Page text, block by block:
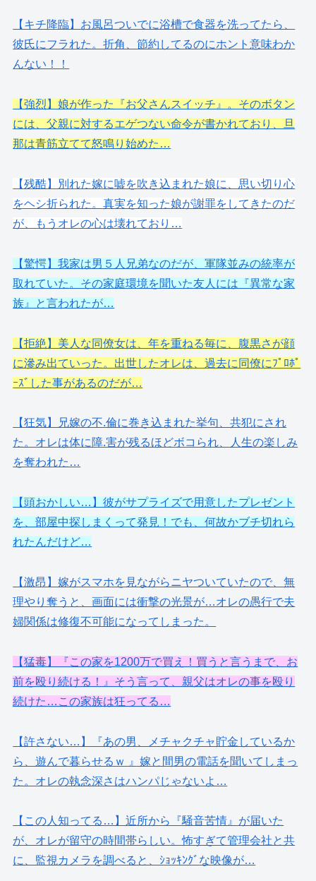
【キチ降臨】お風呂ついでに浴槽で食器を洗ってたら、
彼氏にフラれた。折角、節約してるのにホント意味わか
んない！！
【強烈】娘が作った『お父さんスイッチ』。そのボタン
には、父親に対するエゲつない命令が書かれており、旦
那は青筋立てて怒鳴り始めた…
【残酷】別れた嫁に嘘を吹き込まれた娘に、思い切り心
をヘシ折られた。真実を知った娘が謝罪をしてきたのだ
が、もうオレの心は壊れており…
【驚愕】我家は男５人兄弟なのだが、軍隊並みの統率が
取れていた。その家庭環境を聞いた友人には『異常な家
族』と言われたが…
【拒絶】美人な同僚女は、年を重ねる毎に、腹黒さが顔
に滲み出ていった。出世したオレは、過去に同僚にﾌﾟﾛﾎﾟ
ｰｽﾞした事があるのだが…
【狂気】兄嫁の不.倫に巻き込まれた挙句、共犯にされ
た。オレは体に障.害が残るほどボコられ、人生の楽しみ
を奪われた…
【頭おかしい…】彼がサプライズで用意したプレゼント
を、部屋中探しまくって発見！でも、何故かブチ切れら
れたんだけど…
【激昂】嫁がスマホを見ながらニヤついていたので、無
理やり奪うと、画面には衝撃の光景が…オレの愚行で夫
婦関係は修復不可能になってしまった。
【猛毒】『この家を1200万で買え！買うと言うまで、お
前を殴り続ける！』そう言って、親父はオレの事を殴り
続けた…この家族は狂ってる…
【許さない…】『あの男、メチャクチャ貯金しているか
ら、遊んで暮らせるｗ 』嫁と間男の電話を聞いてしまっ
た。オレの執念深さはハンパじゃないよ…
【この人知ってる…】近所から『騒音苦情』が届いた
が、オレが留守の時間帯らしい。怖すぎて管理会社と共
に、監視カメラを調べると、ｼｮｯｷﾝｸﾞな映像が…